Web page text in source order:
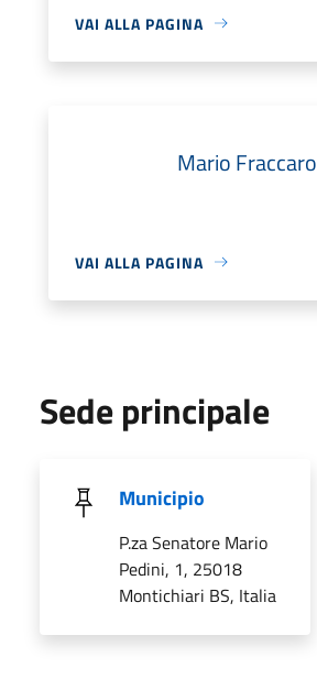
VAI ALLA PAGINA
Mario Fraccaro
VAI ALLA PAGINA
Sede principale
Municipio
P.za Senatore Mario
Pedini, 1, 25018
Montichiari BS, Italia